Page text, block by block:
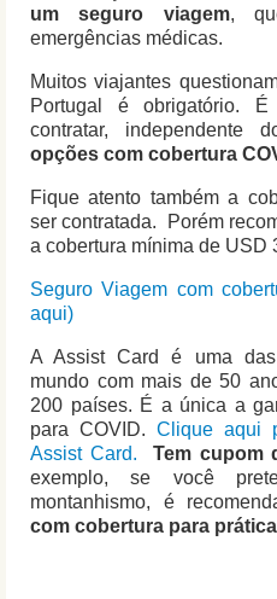
um seguro viagem,
emergências médicas.
Muitos viajantes
Portugal é obrigatório.
contratar,
opções com cobertura
Fique atento também a
ser contratada. Porém
a cobertura mínima de USD
Seguro Viagem com
aqui)
A Assist Card é uma
mundo com mais de 50
200 países. É a única a
para COVID. Clique aqui
Assist Card. Tem cupom
exemplo, se você
montanhismo, é
com cobertura para